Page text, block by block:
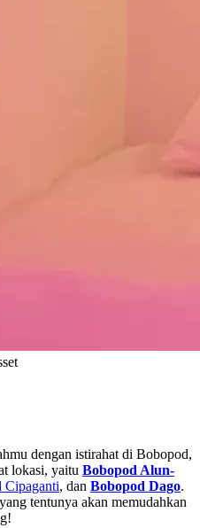
dengan istirahat di Bobopod,
lokasi, yaitu Bobopod Alun-
Cipaganti, dan Bobopod Dago.
tentunya akan memudahkan